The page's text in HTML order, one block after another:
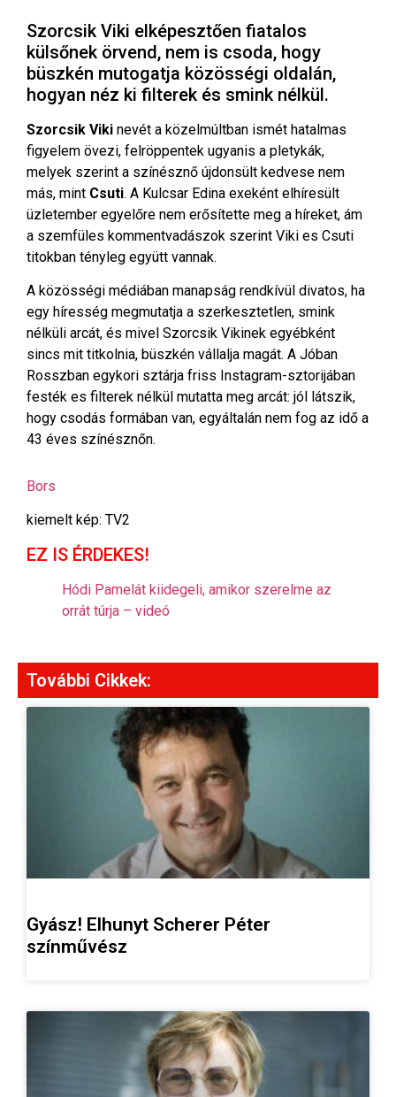
Szorcsik Viki elképesztően fiatalos
külsőnek örvend, nem is csoda, hogy
büszkén mutogatja közösségi oldalán,
hogyan néz ki filterek és smink nélkül.
Szorcsik Viki nevét a közelmúltban ismét hatalmas
figyelem övezi, felröppentek ugyanis a pletykák,
melyek szerint a színésznő újdonsült kedvese nem
más, mint Csuti. A Kulcsar Edina exeként elhíresült
üzletember egyelőre nem erősítette meg a híreket, ám
a szemfüles kommentvadászok szerint Viki es Csuti
titokban tényleg együtt vannak.
A közösségi médiában manapság rendkívül divatos, ha
egy híresség megmutatja a szerkesztetlen, smink
nélküli arcát, és mivel Szorcsik Vikinek egyébként
sincs mit titkolnia, büszkén vállalja magát. A Jóban
Rosszban egykori sztárja friss Instagram-sztorijában
festék es filterek nélkül mutatta meg arcát: jól látszik,
hogy csodás formában van, egyáltalán nem fog az idő a
43 éves színésznőn.
Bors
kiemelt kép: TV2
EZ IS ÉRDEKES!
Hódi Pamelát kiidegeli, amikor szerelme az
orrát túrja – videó
További Cikkek:
Gyász! Elhunyt Scherer Péter
színművész